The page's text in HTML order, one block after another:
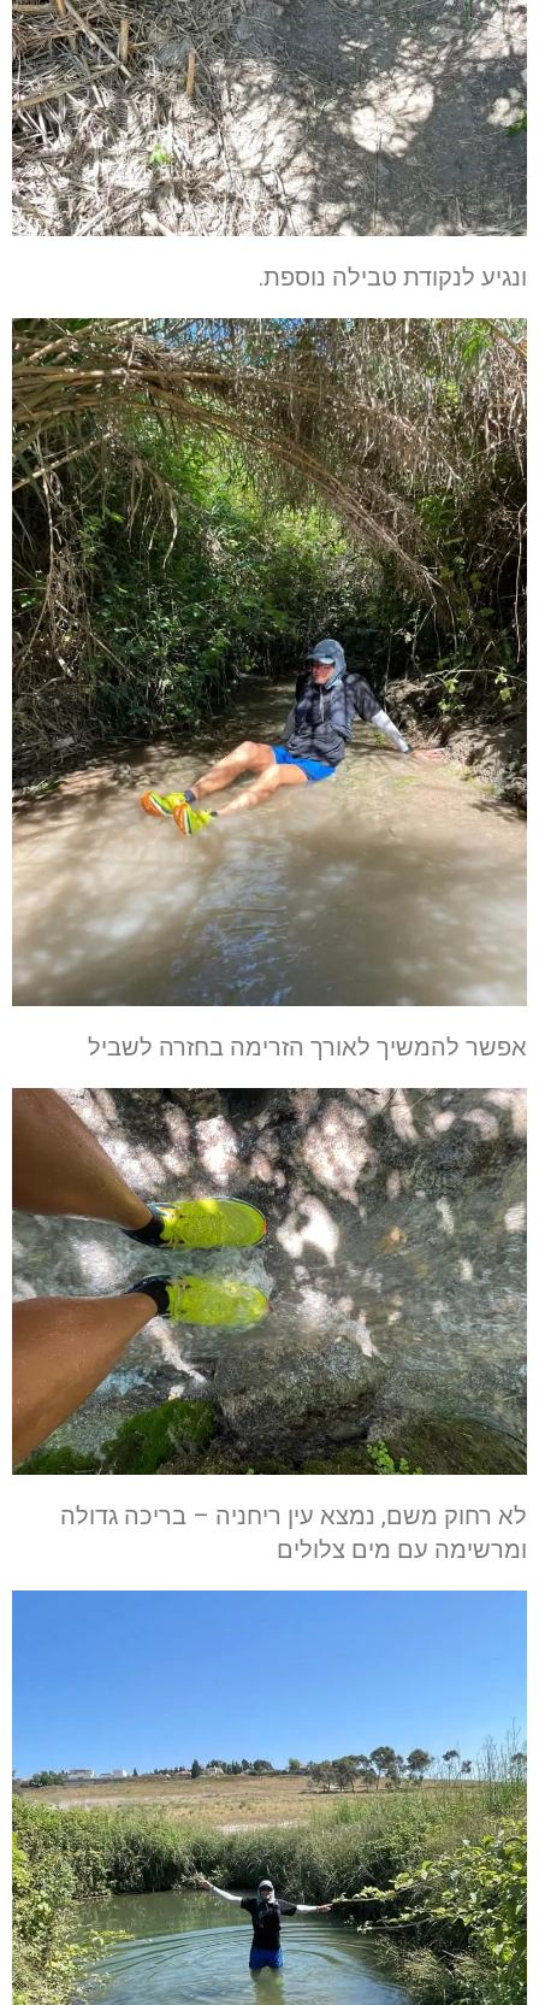
ונגיע לנקודת טבילה נוספת.
אפשר להמשיך לאורך הזרימה בחזרה לשביל
לא רחוק משם, נמצא עין ריחניה – בריכה גדולה
ומרשימה עם מים צלולים